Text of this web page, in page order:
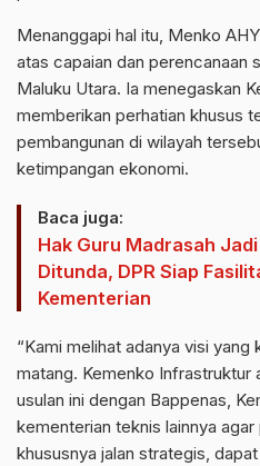
Menanggapi hal itu, Menko
atas capaian dan perencanaan
Maluku Utara. Ia menegaskan
memberikan perhatian khusus
pembangunan di wilayah
ketimpangan ekonomi.
Baca juga:
Hak Guru Madrasah
Ditunda, DPR Siap
Kementerian
“Kami melihat adanya visi yang
matang. Kemenko Infrastruktur
usulan ini dengan Bappenas,
kementerian teknis lainnya
khususnya jalan strategis,